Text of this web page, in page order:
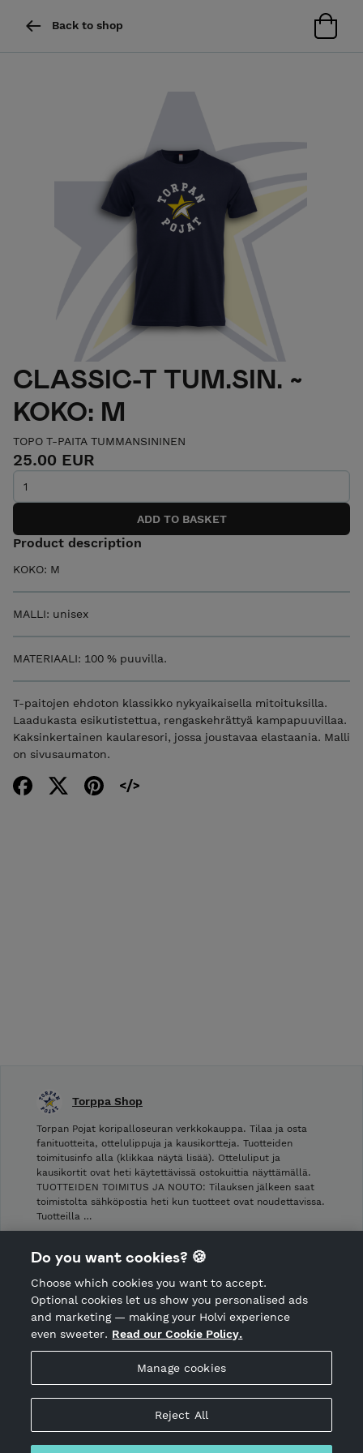
Back to shop
CLASSIC-T TUM.SIN. ~
KOKO: M
TOPO T-PAITA TUMMANSININEN
25.00 EUR
Product description
KOKO: M
MALLI: unisex
MATERIAALI: 100 % puuvilla.
T-paitojen ehdoton klassikko nykyaikaisella mitoituksilla.
Laadukasta esikutistettua, rengaskehrättyä kampapuuvillaa.
Kaksinkertainen kaularesori, jossa joustavaa elastaania. Malli
on sivusaumaton.
Hosted by Holvi
Holvi Payment Services Ltd is regulated by the Financial
© 2026 Holvi Payment Services Ltd.
Torppa Shop
Torpan Pojat koripalloseuran verkkokauppa. Tilaa ja osta
fanituotteita, ottelulippuja ja kausikortteja. Tuotteiden
toimitusinfo alla (klikkaa näytä lisää). Otteluliput ja
kausikortit ovat heti käytettävissä ostokuittia näyttämällä.
TUOTTEIDEN TOIMITUS JA NOUTO: Tilauksen jälkeen saat
toimistolta sähköpostia heti kun tuotteet ovat noudettavissa.
Tuotteilla …
Shop privacy policy
CANCEL ORDER
Do you want cookies? 🍪
Choose which cookies you want to accept.
Optional cookies let us show you personalised ads
and marketing — making your Holvi experience
even sweeter. Read our Cookie Policy.
Manage cookies
Reject All